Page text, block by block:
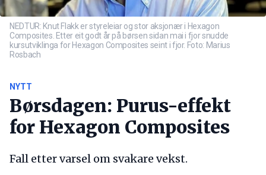
NEDTUR: Knut Flakk er styreleiar og stor aksjonær i Hexagon
Composites. Etter eit godt år på børsen sidan mai i fjor snudde
kursutviklinga for Hexagon Composites seint i fjor. Foto: Marius
Rosbach
NYTT
Børsdagen: Purus-effekt
for Hexagon Composites
Fall etter varsel om svakare vekst.